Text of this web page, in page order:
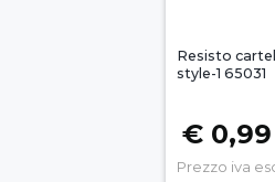
Resisto
style-1 65031
€ 0,99
Prezzo iva